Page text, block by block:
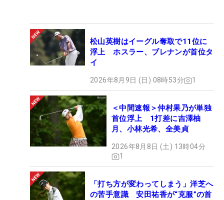
松山英樹はイーグル奪取で11位に
浮上 ホスラー、ブレナンが首位タ
イ
2026年8月9日 (日) 08時53分 1
＜中間速報＞仲村果乃が単独
首位浮上 1打差に吉澤柚
月、小林光希、全美貞
2026年8月8日 (土) 13時04分
1
「打ち方が変わってしまう」洋芝へ
の苦手意識 安田祐香が“克服”の首